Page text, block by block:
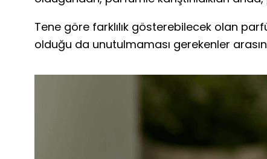
Tene göre farklılık gösterebilecek olan
olduğu da unutulmaması gerekenler